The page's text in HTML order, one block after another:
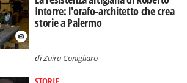
Intorre: l'orafo-architetto che crea
storie a Palermo
diZaira Conigliaro